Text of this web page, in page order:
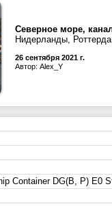
Северное море,
Нидерланды,
26 сентября 2021 г.
Автор: Alex_Y
Container DG(B, P) E0